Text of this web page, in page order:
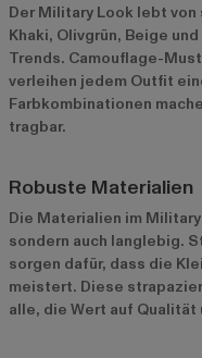
Der Military Look lebt
Khaki, Olivgrün, Beige
Trends. Camouflage-
verleihen jedem Outfit
Farbkombinationen
tragbar.
Robuste Materialien
Die Materialien im
sondern auch langlebig.
sorgen dafür, dass die
meistert. Diese
alle, die Wert auf